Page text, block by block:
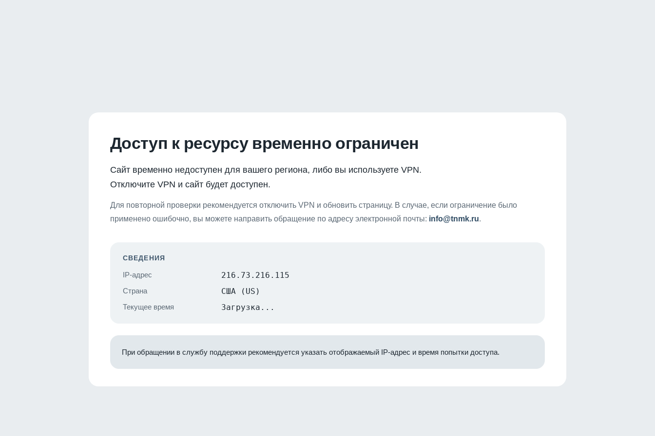
Доступ к ресурсу временно ограничен
Сайт временно недоступен для вашего региона, либо вы используете VPN.
Отключите VPN и сайт будет доступен.
Для повторной проверки рекомендуется отключить VPN и обновить страницу. В случае, если ограничение было
применено ошибочно, вы можете направить обращение по адресу электронной почты: info@tnmk.ru.
СВЕДЕНИЯ
IP-адрес 216.73.216.115
Страна США (US)
Текущее время Загрузка...
При обращении в службу поддержки рекомендуется указать отображаемый IP-адрес и время попытки доступа.